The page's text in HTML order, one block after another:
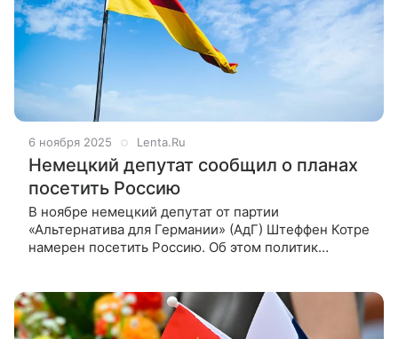
6 ноября 2025 Lenta.Ru
Немецкий депутат сообщил о планах
посетить Россию
В ноябре немецкий депутат от партии
«Альтернатива для Германии» (АдГ) Штеффен Котре
намерен посетить Россию. Об этом политик
предположительно, примет участие в международ